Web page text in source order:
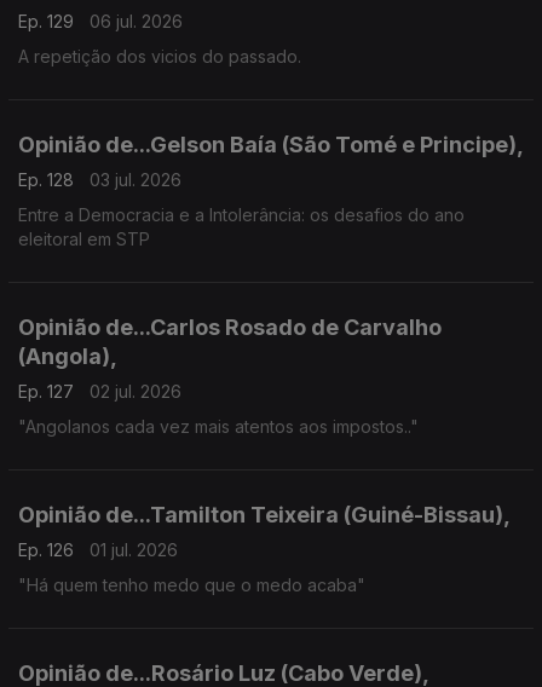
Ep. 129
06 jul. 2026
A repetição dos vicios do passado.
Opinião de...Gelson Baía (São Tomé e Principe),
Ep. 128
03 jul. 2026
Entre a Democracia e a Intolerância: os desafios do ano
eleitoral em STP
Opinião de...Carlos Rosado de Carvalho
(Angola),
Ep. 127
02 jul. 2026
"Angolanos cada vez mais atentos aos impostos.."
Opinião de...Tamilton Teixeira (Guiné-Bissau),
Ep. 126
01 jul. 2026
"Há quem tenho medo que o medo acaba"
Opinião de...Rosário Luz (Cabo Verde),